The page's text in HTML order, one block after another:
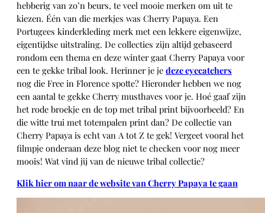
hebberig van zo’n beurs, te veel mooie merken om uit te
kiezen. Één van die merkjes was Cherry Papaya. Een
Portugees kinderkleding merk met een lekkere eigenwijze,
eigentijdse uitstraling. De collecties zijn altijd gebaseerd
rondom een thema en deze winter gaat Cherry Papaya voor
een te gekke tribal look. Herinner je je deze eyecatchers
nog die Free in Florence spotte? Hieronder hebben we nog
een aantal te gekke Cherry musthaves voor je. Hoé gaaf zijn
het rode broekje en de top met tribal print bijvoorbeeld? En
die witte trui met totempalen print dan? De collectie van
Cherry Papaya is echt van A tot Z te gek! Vergeet vooral het
filmpje onderaan deze blog niet te checken voor nog meer
moois! Wat vind jij van de nieuwe tribal collectie?
Klik hier om naar de website van Cherry Papaya te gaan